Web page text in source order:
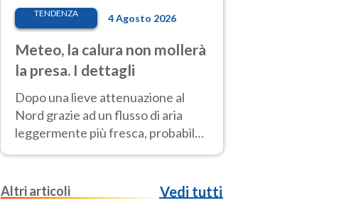
TENDENZA 4 Agosto 2026
Meteo, la calura non mollerà
la presa. I dettagli
Dopo una lieve attenuazione al
Nord grazie ad un flusso di aria
leggermente più fresca, probabile
nuovo rinforzo dell’anticiclone
Altri articoli
Vedi tutti